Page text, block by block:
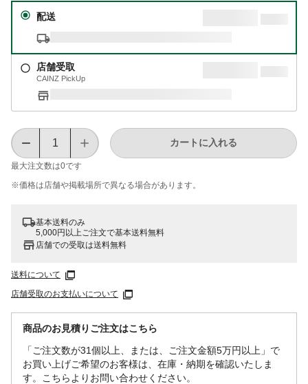
配送
店舗受取
CAINZ PickUp
最大注文数は0です
カートに入れる
※価格は​店舗や​掲載場所で​異なる​場合が​あります。
基本送料のみ
5,000円以上ご注文で基本送料無料
店舗での受取は送料無料
送料について
店舗受取のお支払いについて
商品のお見積りご注文はこちら
「ご注文数が31個以上、または、ご注文金額5万円以上」で
お買い上げご希望のお客様は、在庫・納期を確認いたしま
す。こちらよりお問い合わせください。